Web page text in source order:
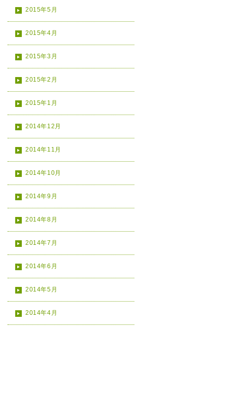
2015年5月
2015年4月
2015年3月
2015年2月
2015年1月
2014年12月
2014年11月
2014年10月
2014年9月
2014年8月
2014年7月
2014年6月
2014年5月
2014年4月